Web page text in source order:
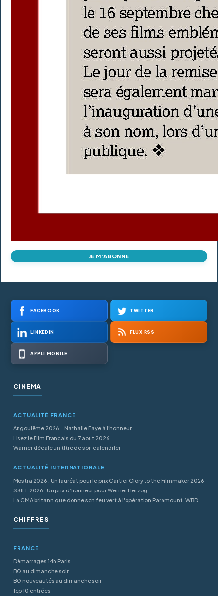
JE M'ABONNE
FACEBOOK TWITTER
LINKEDIN FLUX RSS
APPLI MOBILE
CINÉMA
ACTUALITÉ FRANCE
Angoulême 2026 - Nathalie Baye à l'honneur
Lisez le Film Francais du 7 aout 2026
Warner décale un titre de son calendrier
ACTUALITÉ INTERNATIONALE
Mostra 2026 : Un lauréat pour le prix Cartier Glory to the Filmmaker 2026
SSIFF 2026 : Un prix d’honneur pour Werner Herzog
La CMA britannique donne son feu vert à l'opération Paramount-WBD
CHIFFRES
FRANCE
Démarrages 14h Paris
BO au dimanche soir
BO nouveautés au dimanche soir
Top 10 entrées